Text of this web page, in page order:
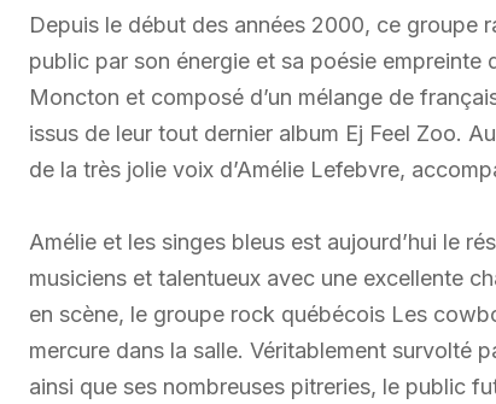
Depuis le début des années 2000, ce groupe
public par son énergie et sa poésie empreinte
Moncton et composé d’un mélange de
issus de leur tout dernier album Ej Feel Zoo.
de la très jolie voix d’Amélie Lefebvre,
Amélie et les singes bleus est aujourd’hui le
musiciens et talentueux avec une excellente
en scène, le groupe rock québécois Les
mercure dans la salle. Véritablement survolté
ainsi que ses nombreuses pitreries, le public